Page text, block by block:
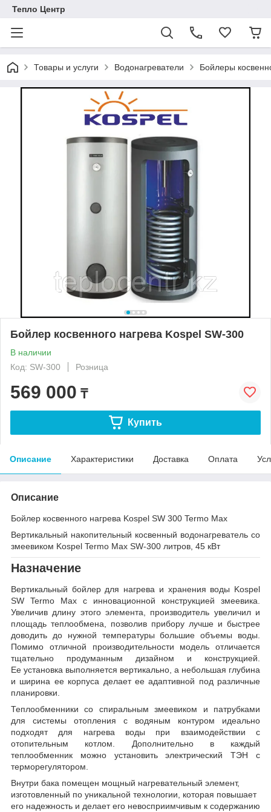
Тепло Центр
Товары и услуги Водонагреватели Бойлеры
Бойлер косвенного нагрева Kospel SW-300
В наличии
Код: SW-300
Розница
569 000 ₸
Купить
Описание Характеристики Доставка Оплата
Описание
Бойлер косвенного нагрева Kospel SW 300 Termo Max
Вертикальный накопительный косвенный водонагреватель со
змеевиком Kospel Termo Max SW-300 литров, 45 кВт
Назначение
Вертикальный бойлер для нагрева и хранения воды Kospel
SW Termo Max с инновационной конструкцией змеевика.
Увеличив длину этого элемента, производитель увеличил и
площадь теплообмена, позволив прибору лучше и быстрее
доводить до нужной температуры большие объемы воды.
Помимо отличной производительности модель отличается
тщательно продуманным дизайном и конструкцией.
Ее установка выполняется вертикально, а небольшая глубина
и ширина ее корпуса делает ее адаптивной под различные
планировки.
Теплообменники со спиральным змеевиком и патрубками
для системы отопления с водяным контуром идеально
подходят для нагрева воды при взаимодействии с
отопительным котлом. Дополнительно в каждый
теплообменник можно установить электрический ТЭН с
терморегулятором.
Внутри бака помещен мощный нагревательный элемент,
изготовленный по уникальной технологии, которая повышает
его надежность и делает его невосприимчивым к содержанию